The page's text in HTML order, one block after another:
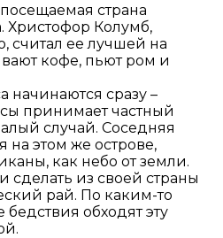
страна
Христофор Колумб,
считал ее лучшей на
кофе, пьют ром и
сразу –
принимает частный
случай. Соседняя
на этом же острове,
как небо от земли.
из своей страны
рай. По каким-то
обходят эту